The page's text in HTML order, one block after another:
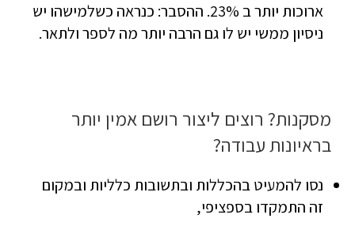
ארוכות יותר ב 23%. ההסבר: כנראה כשלמישהו יש
ניסיון ממשי יש לו גם הרבה יותר מה לספר ולתאר.
מסקנות? רוצים ליצור רושם אמין יותר
בראיונות עבודה?
נסו להמעיט בהכללות ובתשובות כלליות ובמקום
זה התמקדו בספציפי,